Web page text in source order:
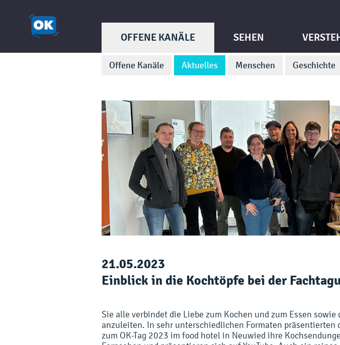
OFFENE KANÄLE
Offene Kanäle Aktuelles Menschen Geschichte
SEHEN
21.05.2023
Einblick in die Kochtöpfe bei der
Sie alle verbindet die Liebe zum Kochen und zum Essen
anzuleiten. In sehr unterschiedlichen Formaten
zum OK-Tag 2023 im food hotel in Neuwied ihre